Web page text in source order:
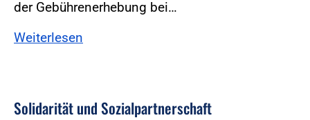
der Gebührenerhebung bei…
Weiterlesen
Solidarität und Sozialpartnerschaft